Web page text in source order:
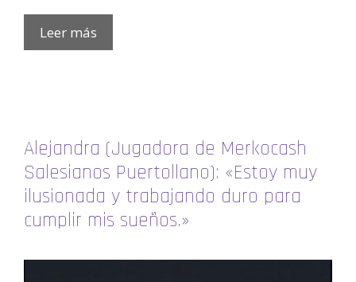
Leer más
Alejandra (Jugadora de Merkocash
Salesianos Puertollano): «Estoy muy
ilusionada y trabajando duro para
cumplir mis sueños.»